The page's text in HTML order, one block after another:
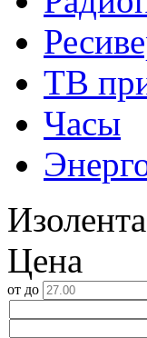
ТВ
Часы
Изолента
Цена
от до